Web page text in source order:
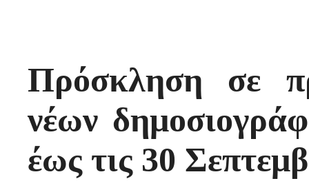
Πρόσκληση σε
νέων
έως τις 30